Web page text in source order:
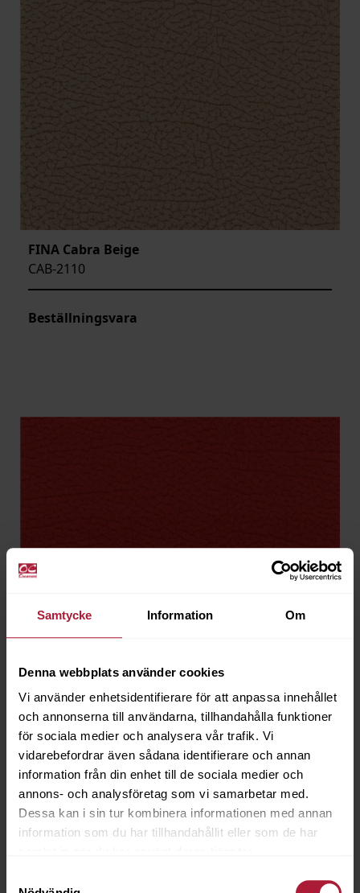
Samtycke Information Om
Denna webbplats använder cookies
Vi använder enhetsidentifierare för att anpassa innehållet
och annonserna till användarna, tillhandahålla funktioner
för sociala medier och analysera vår trafik. Vi
vidarebefordrar även sådana identifierare och annan
information från din enhet till de sociala medier och
annons- och analysföretag som vi samarbetar med.
Dessa kan i sin tur kombinera informationen med annan
information som du har tillhandahållit eller som de har
FINA Cabra Beige
CAB-2110
Beställningsvara
FINA Cabra Rojo
CAB-2121
Artikeln är utgående